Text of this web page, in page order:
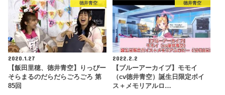
徳井青空
2020.1.27
【飯田里穂、徳井青空】りっぴー
そらまるのだらだらごろごろ 第
85回
徳井青空
2022.2.2
【ブルーアーカイブ】モモイ
（cv徳井青空）誕生日限定ボイ
ス＋メモリアルロ…